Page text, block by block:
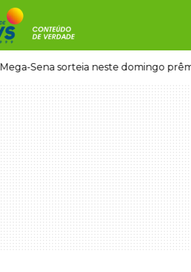
Mega-Sena sorteia neste domingo